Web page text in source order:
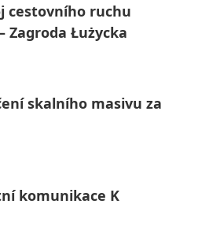
cestovního ruchu
Zagroda Łużycka
skalního masivu za
komunikace K